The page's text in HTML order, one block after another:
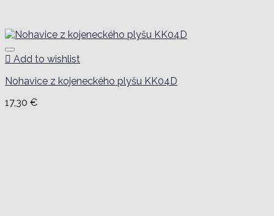
Add to wishlist
Nohavice z kojeneckého plyšu KK04D
17,30 €